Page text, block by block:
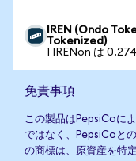
IREN (Ondo
Tokenized)
1 IRENon は
免責事項
この製品はPepsiCoに
ではなく、PepsiCoと
の商標は、原資産を特